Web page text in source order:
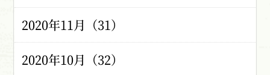
2020年11月（31）
2020年10月（32）